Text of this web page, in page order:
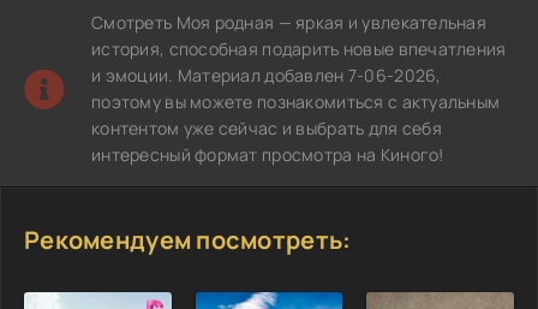
Смотреть Моя родная — яркая и увлекательная
история, способная подарить новые впечатления
и эмоции. Материал добавлен 7-06-2026,
поэтому вы можете познакомиться с актуальным
контентом уже сейчас и выбрать для себя
интересный формат просмотра на Киного!
Рекомендуем посмотреть: